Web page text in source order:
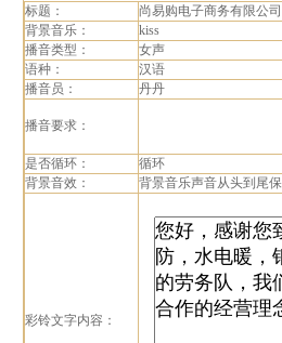
标题：
尚易购电子商务有限公司
背景音乐：
kiss
播音类型：
女声
语种：
汉语
播音员：
丹丹
播音要求：
是否循环：
循环
背景音效：
背景音乐声音从头到尾
彩铃文字内容：